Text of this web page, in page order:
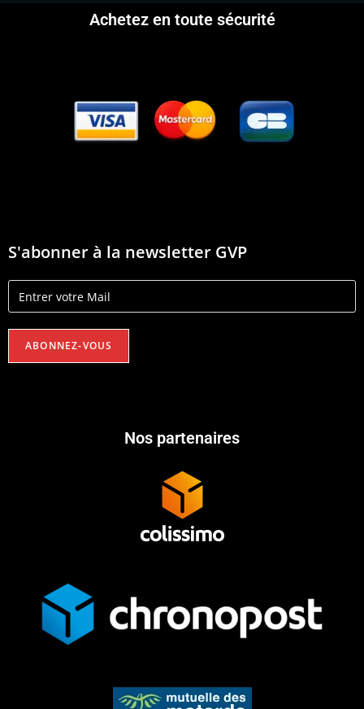
Achetez en toute sécurité
S'abonner à la newsletter GVP
Nos partenaires